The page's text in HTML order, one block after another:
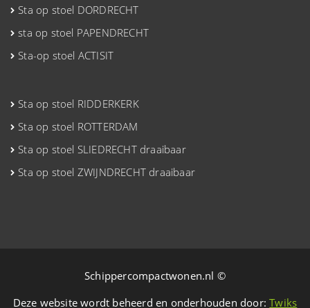
Sta op stoel DORDRECHT
sta op stoel PAPENDRECHT
Sta-op stoel ACTISIT
Sta op stoel RIDDERKERK
Sta op stoel ROTTERDAM
Sta op stoel SLIEDRECHT draaibaar
Sta op stoel ZWIJNDRECHT draaibaar
Schippercompactwonen.nl ©
Deze website wordt beheerd en onderhouden door:Twiks